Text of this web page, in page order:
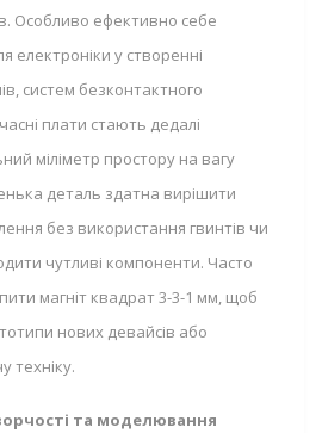
Особливо ефективно себе
електроніки у створенні
систем безконтактного
плати стають дедалі
міліметр простору на вагу
деталь здатна вирішити
без використання гвинтів чи
чутливі компоненти. Часто
магніт квадрат 3-3-1 мм, щоб
нових девайсів або
техніку.
та моделювання